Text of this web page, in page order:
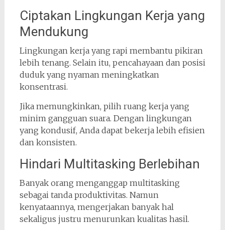
Ciptakan Lingkungan Kerja yang
Mendukung
Lingkungan kerja yang rapi membantu pikiran
lebih tenang. Selain itu, pencahayaan dan posisi
duduk yang nyaman meningkatkan
konsentrasi.
Jika memungkinkan, pilih ruang kerja yang
minim gangguan suara. Dengan lingkungan
yang kondusif, Anda dapat bekerja lebih efisien
dan konsisten.
Hindari Multitasking Berlebihan
Banyak orang menganggap multitasking
sebagai tanda produktivitas. Namun
kenyataannya, mengerjakan banyak hal
sekaligus justru menurunkan kualitas hasil.